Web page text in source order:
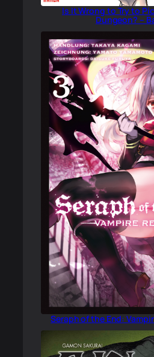
Is It Wrong to Try to
Dungeon? –
Seraph of the End: